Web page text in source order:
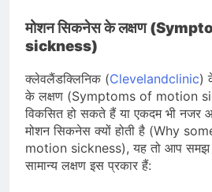
मोशन सिकनेस के लक्षण
sickness)
क्लेवलैंडक्लिनिक (Clevelandclinic)
के लक्षण (Symptoms of motion
विकसित हो सकते हैं या एकदम भी
मोशन सिकनेस क्यों होती है (Why
motion sickness), यह तो आप समझ
सामान्य लक्षण इस प्रकार हैं: